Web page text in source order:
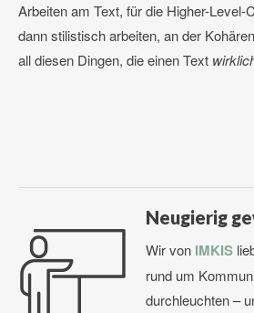
Arbeiten am Text, für die Higher-Level-
dann stilistisch arbeiten, an der
all diesen Dingen, die einen Text
Neugierig
Wir von IMKIS
rund um
durchleuchten –